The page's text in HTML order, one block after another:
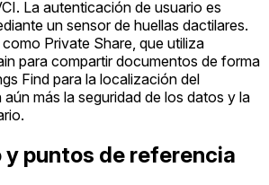
La autenticación de usuario es
un sensor de huellas dactilares.
Private Share, que utiliza
para compartir documentos de forma
Find para la localización del
más la seguridad de los datos y la
y puntos de referencia